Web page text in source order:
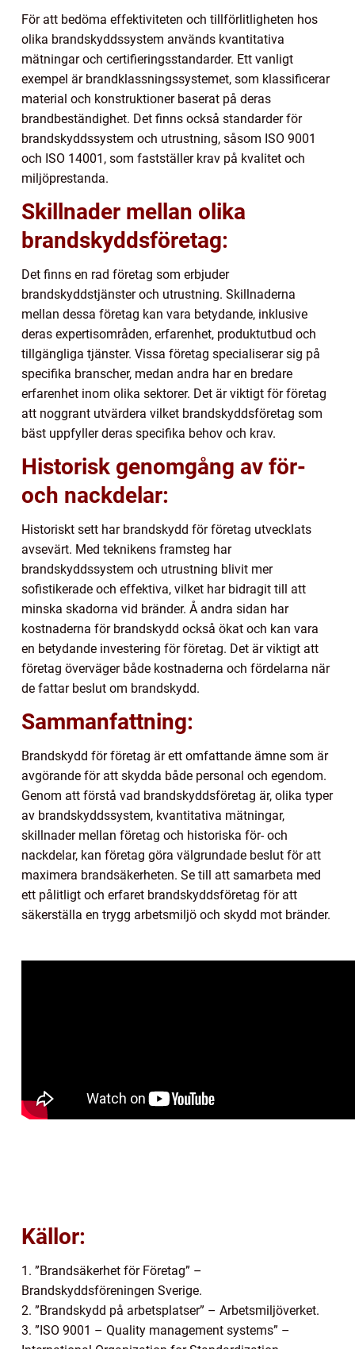
För att bedöma effektiviteten och tillförlitligheten hos
olika brandskyddssystem används kvantitativa
mätningar och certifieringsstandarder. Ett vanligt
exempel är brandklassningssystemet, som klassificerar
material och konstruktioner baserat på deras
brandbeständighet. Det finns också standarder för
brandskyddssystem och utrustning, såsom ISO 9001
och ISO 14001, som fastställer krav på kvalitet och
miljöprestanda.
Skillnader mellan olika
brandskyddsföretag:
Det finns en rad företag som erbjuder
brandskyddstjänster och utrustning. Skillnaderna
mellan dessa företag kan vara betydande, inklusive
deras expertisområden, erfarenhet, produktutbud och
tillgängliga tjänster. Vissa företag specialiserar sig på
specifika branscher, medan andra har en bredare
erfarenhet inom olika sektorer. Det är viktigt för företag
att noggrant utvärdera vilket brandskyddsföretag som
bäst uppfyller deras specifika behov och krav.
Historisk genomgång av för-
och nackdelar:
Historiskt sett har brandskydd för företag utvecklats
avsevärt. Med teknikens framsteg har
brandskyddssystem och utrustning blivit mer
sofistikerade och effektiva, vilket har bidragit till att
minska skadorna vid bränder. Å andra sidan har
kostnaderna för brandskydd också ökat och kan vara
en betydande investering för företag. Det är viktigt att
företag överväger både kostnaderna och fördelarna när
de fattar beslut om brandskydd.
Sammanfattning:
Brandskydd för företag är ett omfattande ämne som är
avgörande för att skydda både personal och egendom.
Genom att förstå vad brandskyddsföretag är, olika typer
av brandskyddssystem, kvantitativa mätningar,
skillnader mellan företag och historiska för- och
nackdelar, kan företag göra välgrundade beslut för att
maximera brandsäkerheten. Se till att samarbeta med
ett pålitligt och erfaret brandskyddsföretag för att
säkerställa en trygg arbetsmiljö och skydd mot bränder.
Källor:
1. ”Brandsäkerhet för Företag” –
Brandskyddsföreningen Sverige.
2. ”Brandskydd på arbetsplatser” – Arbetsmiljöverket.
3. ”ISO 9001 – Quality management systems” –